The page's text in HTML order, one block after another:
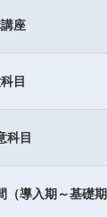
座
目
科目
導入期～基礎期